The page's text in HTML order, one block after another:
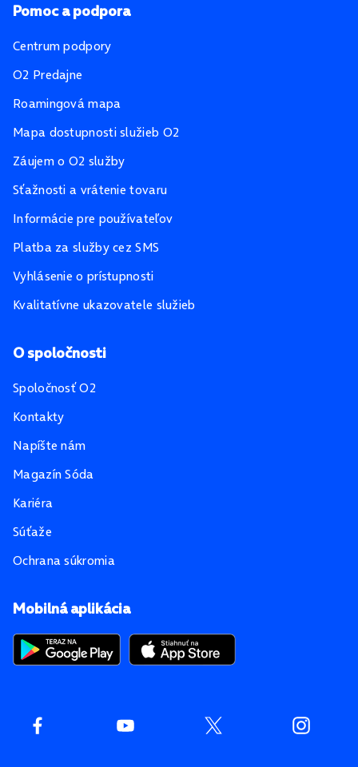
Mobilná aplikácia
Pomoc a podpora
Centrum podpory
O2 Predajne
Roamingová mapa
Mapa dostupnosti služieb O2
Záujem o O2 služby
Sťažnosti a vrátenie tovaru
Informácie pre používateľov
Platba za služby cez SMS
Vyhlásenie o prístupnosti
Kvalitatívne ukazovatele služieb
O spoločnosti
Spoločnosť O2
Kontakty
Napíšte nám
Magazín Sóda
Kariéra
Súťaže
Ochrana súkromia